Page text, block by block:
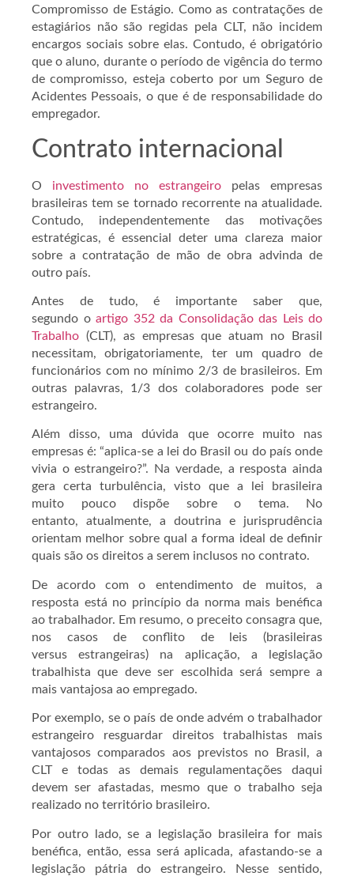
Compromisso de Estágio. Como as contratações de
estagiários não são regidas pela CLT, não incidem
encargos sociais sobre elas. Contudo, é obrigatório
que o aluno, durante o período de vigência do termo
de compromisso, esteja coberto por um Seguro de
Acidentes Pessoais, o que é de responsabilidade do
empregador.
Contrato internacional
O investimento no estrangeiro pelas empresas
brasileiras tem se tornado recorrente na atualidade.
Contudo, independentemente das motivações
estratégicas, é essencial deter uma clareza maior
sobre a contratação de mão de obra advinda de
outro país.
Antes de tudo, é importante saber que,
segundo o artigo 352 da Consolidação das Leis do
Trabalho (CLT), as empresas que atuam no Brasil
necessitam, obrigatoriamente, ter um quadro de
funcionários com no mínimo 2/3 de brasileiros. Em
outras palavras, 1/3 dos colaboradores pode ser
estrangeiro.
Além disso, uma dúvida que ocorre muito nas
empresas é: “aplica-se a lei do Brasil ou do país onde
vivia o estrangeiro?”. Na verdade, a resposta ainda
gera certa turbulência, visto que a lei brasileira
muito pouco dispõe sobre o tema. No
entanto, atualmente, a doutrina e jurisprudência
orientam melhor sobre qual a forma ideal de definir
quais são os direitos a serem inclusos no contrato.
De acordo com o entendimento de muitos, a
resposta está no princípio da norma mais benéfica
ao trabalhador. Em resumo, o preceito consagra que,
nos casos de conflito de leis (brasileiras
versus estrangeiras) na aplicação, a legislação
trabalhista que deve ser escolhida será sempre a
mais vantajosa ao empregado.
Por exemplo, se o país de onde advém o trabalhador
estrangeiro resguardar direitos trabalhistas mais
vantajosos comparados aos previstos no Brasil, a
CLT e todas as demais regulamentações daqui
devem ser afastadas, mesmo que o trabalho seja
realizado no território brasileiro.
Por outro lado, se a legislação brasileira for mais
benéfica, então, essa será aplicada, afastando-se a
legislação pátria do estrangeiro. Nesse sentido,